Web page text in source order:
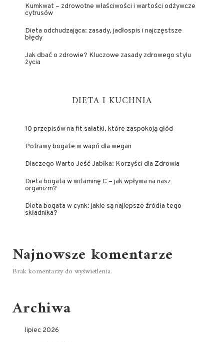
Kumkwat – zdrowotne właściwości i wartości odżywcze
cytrusów
Dieta odchudzająca: zasady, jadłospis i najczęstsze
błędy
Jak dbać o zdrowie? Kluczowe zasady zdrowego stylu
życia
DIETA I KUCHNIA
10 przepisów na fit sałatki, które zaspokoją głód
Potrawy bogate w wapń dla wegan
Dlaczego Warto Jeść Jabłka: Korzyści dla Zdrowia
Dieta bogata w witaminę C – jak wpływa na nasz
organizm?
Dieta bogata w cynk: jakie są najlepsze źródła tego
składnika?
Najnowsze komentarze
Brak komentarzy do wyświetlenia.
Archiwa
lipiec 2026